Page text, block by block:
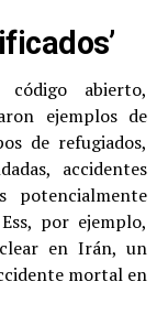
código abierto,
ejemplos de
de refugiados,
accidentes
potencialmente
por ejemplo,
en Irán, un
mortal en